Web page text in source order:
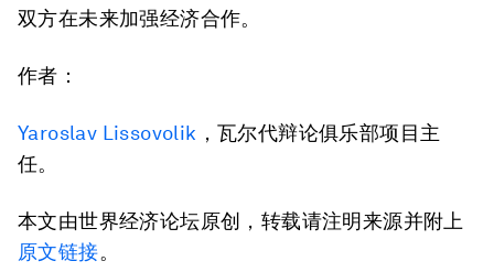
双方在未来加强经济合作。
作者：
Yaroslav Lissovolik ，瓦尔代辩论俱乐部项目主
任。
本文由世界经济论坛原创，转载请注明来源并附上
原文链接。